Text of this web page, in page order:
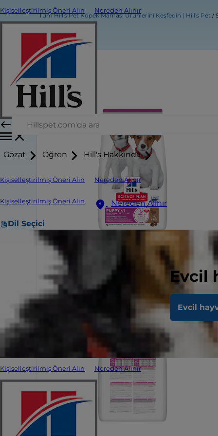
Kişiselleştirilmiş Öneri Alın Nereden Alınır
Gözat Öğren Hill's Hakkında
Kişiselleştirilmiş Öneri Alın Nereden Alınır
Kişiselleştirilmiş Öneri Alın Nereden Alınır
Dil Seçici
Evcil
Evcil
Kişiselleştirilmiş Öneri Alın Nereden Alınır
Tüm Hill's Pet Köpek Maması Ürünlerini Keşfedin | Hill's Pet